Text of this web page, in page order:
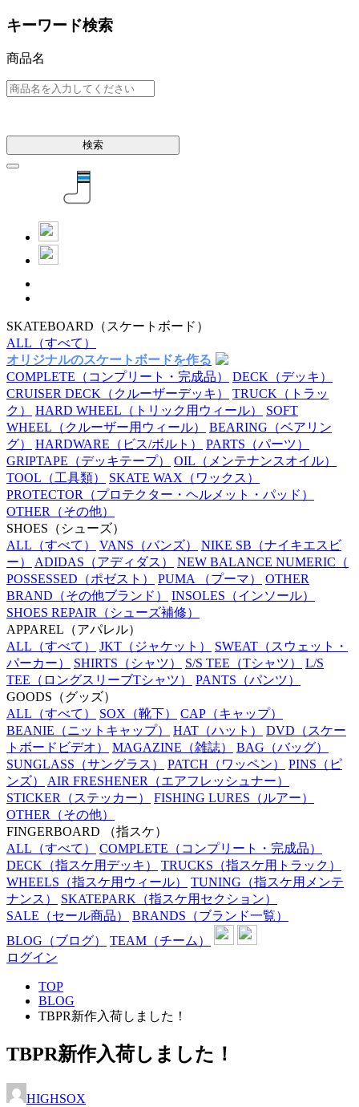
キーワード検索
商品名
検索
SKATEBOARD （スケートボード）
ALL （すべて）
オリジナルのスケートボードを作る
COMPLETE （コンプリート・完成品） DECK （デッキ）
CRUISER DECK （クルーザーデッキ） TRUCK （トラッ
ク）
HARD WHEEL （トリック用ウィール）
SOFT
WHEEL （クルーザー用ウィール） BEARING （ベアリン
グ）
HARDWARE （ビス/ボルト） PARTS （パーツ）
GRIPTAPE （デッキテープ） OIL （メンテナンスオイル）
TOOL （工具類） SKATE WAX （ワックス）
PROTECTOR （プロテクター・ヘルメット・パッド）
OTHER （その他）
SHOES （シューズ）
ALL （すべて） VANS （バンズ） NIKE SB （ナイキエスビ
ー）
ADIDAS （アディダス） NEW BALANCE NUMERIC （
POSSESSED （ポゼスト） PUMA （プーマ）
OTHER
BRAND （その他ブランド） INSOLES （インソール）
SHOES REPAIR （シューズ補修）
APPAREL （アパレル）
ALL （すべて） JKT （ジャケット） SWEAT （スウェット・
パーカー）
SHIRTS （シャツ） S/S TEE （Tシャツ）
L/S
TEE （ロングスリーブTシャツ） PANTS （パンツ）
GOODS （グッズ）
ALL （すべて） SOX （靴下） CAP （キャップ）
BEANIE （ニットキャップ） HAT （ハット） DVD （スケー
トボードビデオ）
MAGAZINE （雑誌） BAG （バッグ）
SUNGLASS （サングラス） PATCH （ワッペン） PINS （ピ
ンズ）
AIR FRESHENER （エアフレッシュナー）
STICKER （ステッカー） FISHING LURES （ルアー）
OTHER （その他）
FINGERBOARD
（指スケ）
ALL （すべて） COMPLETE （コンプリート・完成品）
DECK （指スケ用デッキ） TRUCKS （指スケ用トラック）
WHEELS （指スケ用ウィール） TUNING （指スケ用メンテ
ナンス）
SKATEPARK （指スケ用セクション）
SALE （セール商品） BRANDS （ブランド一覧）
BLOG （ブログ） TEAM （チーム）
ログイン
TOP
BLOG
TBPR新作入荷しました！
TBPR新作入荷しました！
HIGHSOX